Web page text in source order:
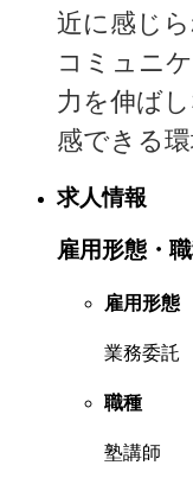
近に感じら
コミュニ
力を伸ば
感できる環
求人情報
雇用形態・
雇用形態
業務委託
職種
塾講師